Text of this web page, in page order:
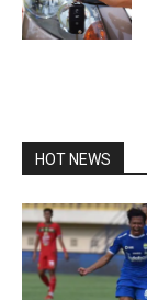
HOT NEWS